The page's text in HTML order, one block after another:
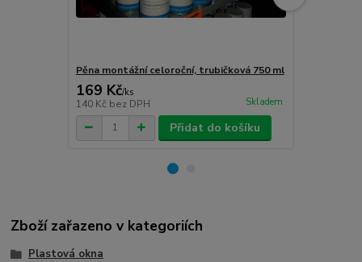
Pěna montážní celoroční, trubičková 750 ml
169 Kč/ks
140 Kč bez DPH Skladem
Přidat do košíku
Zboží zařazeno v kategoriích
Plastová okna